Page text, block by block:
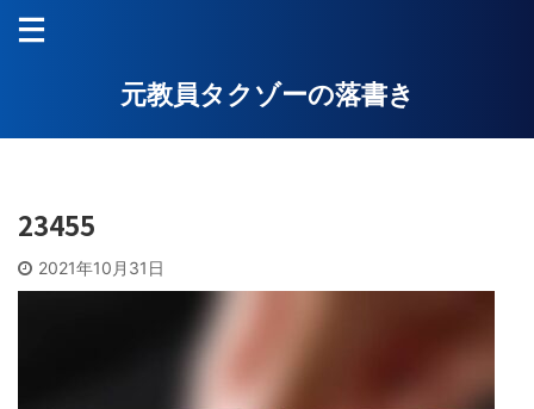
元教員タクゾーの落書き
23455
2021年10月31日